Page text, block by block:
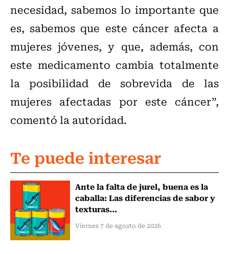
necesidad, sabemos lo importante que
es, sabemos que este cáncer afecta a
mujeres jóvenes, y que, además, con
este medicamento cambia totalmente
la posibilidad de sobrevida de las
mujeres afectadas por este cáncer”,
comentó la autoridad.
Te puede interesar
Ante la falta de jurel, buena es la
caballa: Las diferencias de sabor y
texturas...
Viernes 7 de agosto de 2026